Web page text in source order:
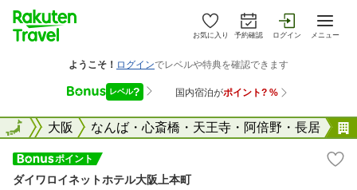
お気に入り 予約確認 ログイン メニュー
阪府 大阪 なんば・心斎橋・天王寺・阿倍野・長居
全国
ダイワロイネットホテル大阪上本町